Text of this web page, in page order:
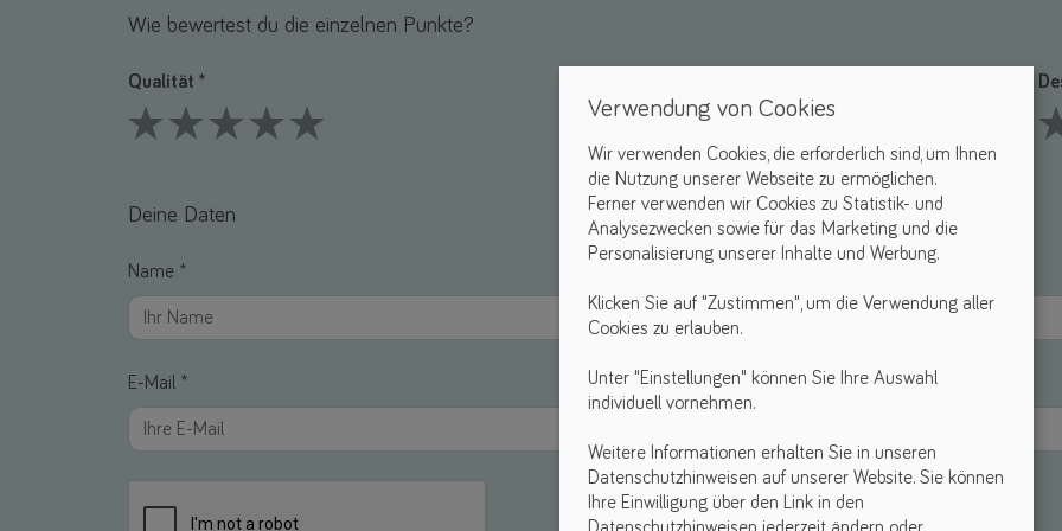
Wie bewertest du die einzelnen Punkte?
Qualität *
1 Stars2 Stars3 Stars4 Stars5 Stars
Deine Daten
Name *
E-Mail *
Verwendung von Cookies
Wir verwenden Cookies, die erforderlich sind, um Ihnen
die Nutzung unserer Webseite zu ermöglichen.
Ferner verwenden wir Cookies zu Statistik- und
Analysezwecken sowie für das Marketing und die
Personalisierung unserer Inhalte und Werbung.
Klicken Sie auf "Zustimmen", um die Verwendung aller
Cookies zu erlauben.
Unter "Einstellungen" können Sie Ihre Auswahl
individuell vornehmen.
Weitere Informationen erhalten Sie in unseren
Datenschutzhinweisen auf unserer Website. Sie können
Ihre Einwilligung über den Link in den
Datenschutzhinweisen jederzeit ändern oder